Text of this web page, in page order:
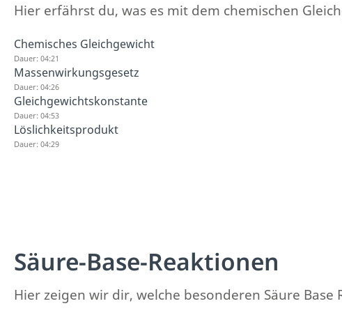
Hier erfährst du, was es mit dem chemischen
Chemisches Gleichgewicht
Dauer: 04:21
Massenwirkungsgesetz
Dauer: 04:26
Gleichgewichtskonstante
Dauer: 04:53
Löslichkeitsprodukt
Dauer: 04:29
Säure-Base-Reaktionen
Hier zeigen wir dir, welche besonderen Säure Base